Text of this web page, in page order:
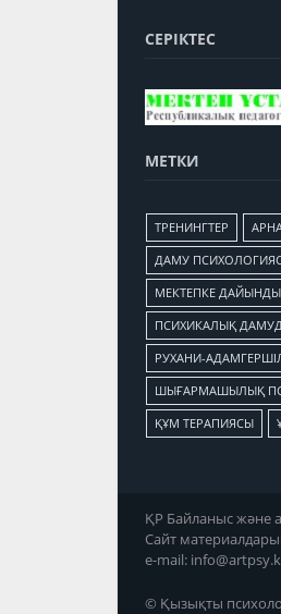
СЕРІКТЕС
МЕТКИ
TРЕНИНГТЕР
ДАМУ
МЕКТЕПКЕ
ПСИХИКАЛЫҚ
РУХАНИ-
ШЫҒАРМАШЫЛЫҚ
ҚҰМ ТЕРАПИЯСЫ
ҚР Байланыс және
Сайт
e-mail:
© Қызықты